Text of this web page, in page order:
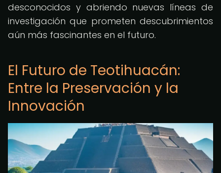
desconocidos y abriendo nuevas líneas de
investigación que prometen descubrimientos
aún más fascinantes en el futuro.
El Futuro de Teotihuacán:
Entre la Preservación y la
Innovación